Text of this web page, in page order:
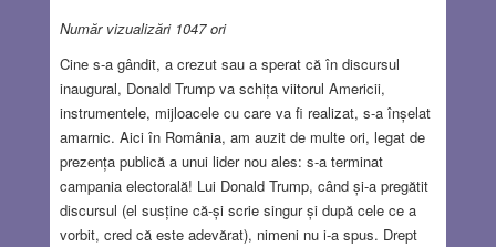
Număr vizualizări 1047 ori
Cine s-a gândit, a crezut sau a sperat că în discursul
inaugural, Donald Trump va schița viitorul Americii,
instrumentele, mijloacele cu care va fi realizat, s-a înșelat
amarnic. Aici în România, am auzit de multe ori, legat de
prezența publică a unui lider nou ales: s-a terminat
campania electorală! Lui Donald Trump, când și-a pregătit
discursul (el susține că-și scrie singur și după cele ce a
vorbit, cred că este adevărat), nimeni nu i-a spus. Drept